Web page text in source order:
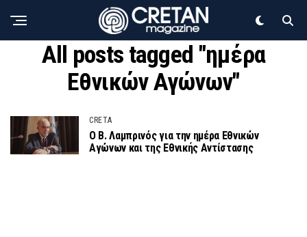
All posts tagged "ημέρα
Εθνικών Αγώνων"
CRETA
Ο Β. Λαμπρινός για την ημέρα Εθνικών
Αγώνων και της Εθνικής Αντίστασης